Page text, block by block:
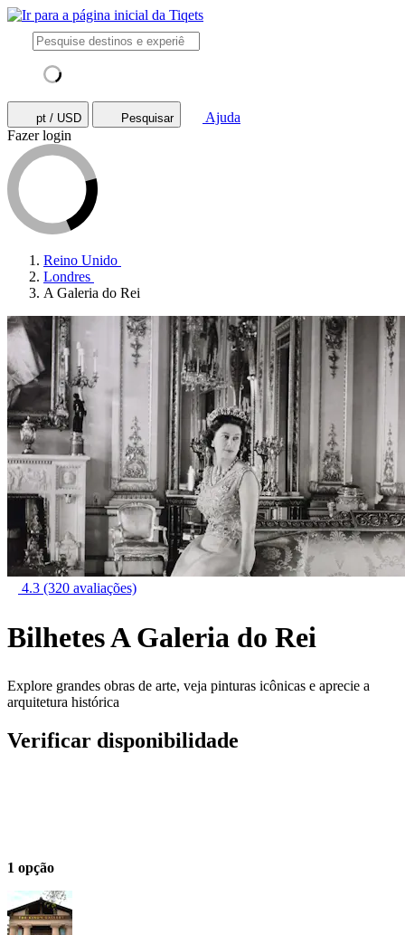
pt / USD Pesquisar
Ajuda
Fazer login
Reino Unido
Londres
A Galeria do Rei
4.3 (320 avaliações)
Bilhetes A Galeria do Rei
Explore grandes obras de arte, veja pinturas icônicas e aprecie a
arquitetura histórica
Verificar disponibilidade
1 opção